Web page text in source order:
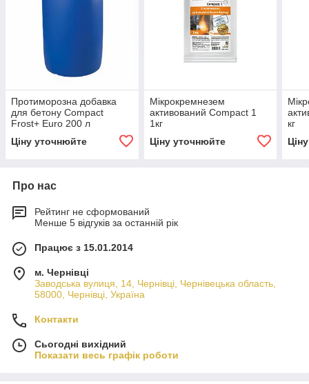
Протиморозна добавка
для бетону Compact
Frost+ Euro 200 л
Ціну уточнюйте
Мікрокремнезем
активований Compact 1
1кг
Ціну уточнюйте
кг
Про нас
Рейтинг не сформований
Менше 5 відгуків за останній рік
Працює з 15.01.2014
м. Чернівці
Заводська вулиця, 14, Чернівці, Чернівецька область,
58000, Чернівці, Україна
Контакти
Сьогодні вихідний
Показати весь графік роботи